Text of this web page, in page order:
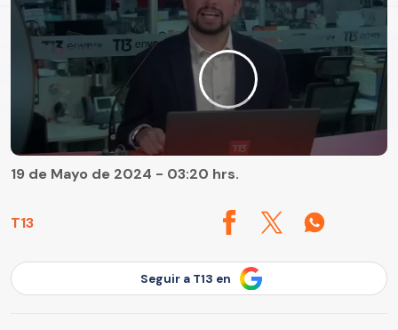
T13
19 de Mayo de 2024 - 03:20 hrs.
Seguir a T13 en